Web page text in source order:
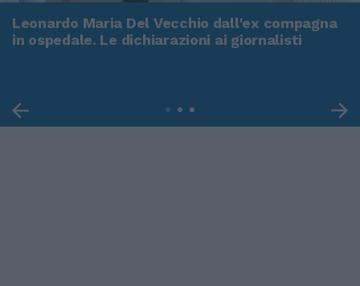
Leonardo Maria Del Vecchio dall'ex compagna
in ospedale. Le dichiarazioni ai giornalisti